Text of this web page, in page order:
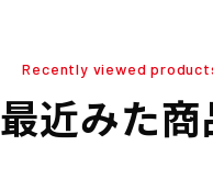
Recently viewed
最近みた商